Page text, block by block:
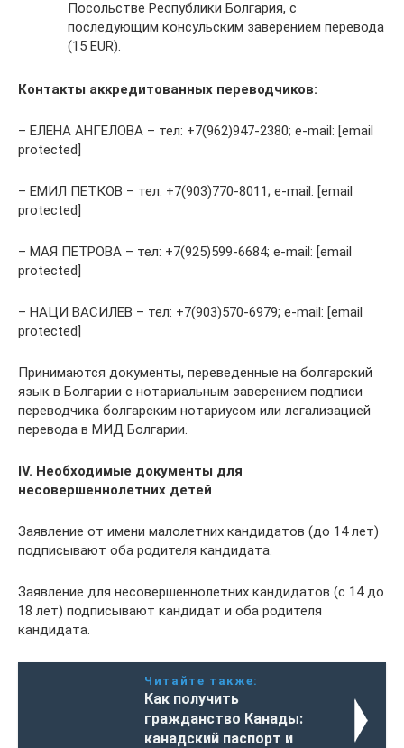
Посольстве Республики Болгария, с
последующим консульским заверением перевода
(15 EUR).
Контакты аккредитованных переводчиков:
– ЕЛЕНА АНГЕЛОВА – тел: +7(962)947-2380; e-mail: [email
protected]
– EМИЛ ПЕТКОВ – тел: +7(903)770-8011; e-mail: [email
protected]
– МАЯ ПЕТРОВА – тел: +7(925)599-6684; e-mail: [email
protected]
– НАЦИ ВАСИЛЕВ – тел: +7(903)570-6979; e-mail: [email
protected]
Принимаются документы, переведенные на болгарский
язык в Болгарии с нотариальным заверением подписи
переводчика болгарским нотариусом или легализацией
перевода в МИД Болгарии.
ІV. Необходимые документы для
несовершеннолетних детей
Заявление от имени малолетних кандидатов (до 14 лет)
подписывают оба родителя кандидата.
Заявление для несовершеннолетних кандидатов (с 14 до
18 лет) подписывают кандидат и оба родителя
кандидата.
Читайте также:
Как получить
гражданство Канады:
канадский паспорт и